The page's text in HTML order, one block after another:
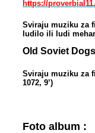
https://
Sviraju muziku za
ludilo ili ludi
Old Soviet Dogs
Sviraju muziku za
1072, 9’)
Foto album :